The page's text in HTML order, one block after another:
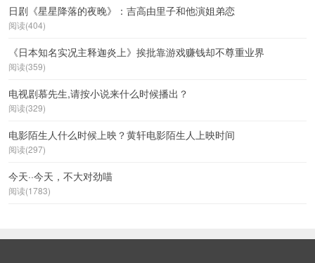
日剧《星星降落的夜晚》：吉高由里子和他演姐弟恋
阅读(404)
《日本知名实况主释迦炎上》挨批靠游戏赚钱却不尊重业界
阅读(359)
电视剧慕先生,请按小说来什么时候播出？
阅读(329)
电影陌生人什么时候上映？黄轩电影陌生人上映时间
阅读(297)
今天··今天，不大对劲喵
阅读(1783)